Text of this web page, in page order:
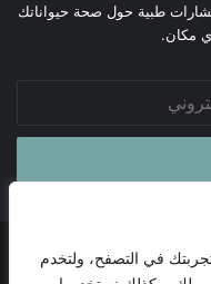
في التصفح، ولتخدم
طبية حول صحة حيواناتك
مكان.
موقع وتطبيق البيطري